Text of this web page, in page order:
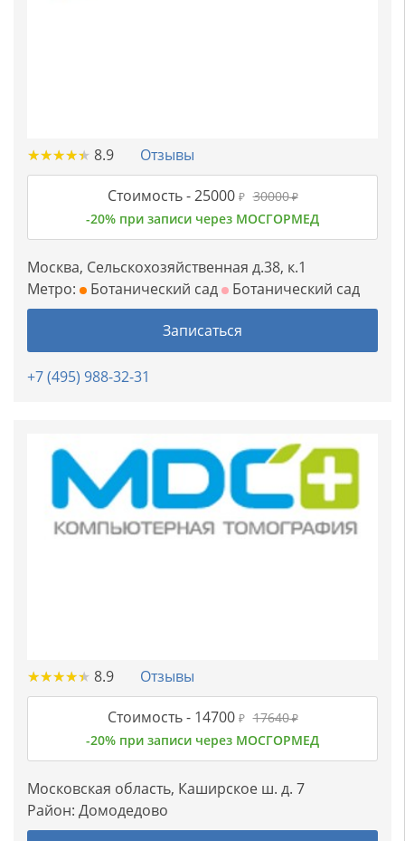
★★★★★
★★★★★ 8.9 Отзывы
Стоимость -25000 ₽ 30000₽
-20% при записи через МОСГОРМЕД
Москва, Сельскохозяйственная д.38, к.1
Метро:
Ботанический сад Ботанический сад
Записаться
+7 (495) 988-32-31
★★★★★
★★★★★ 8.9 Отзывы
Стоимость -14700 ₽ 17640₽
-20% при записи через МОСГОРМЕД
Московская область, Каширское ш. д. 7
Район: Домодедово